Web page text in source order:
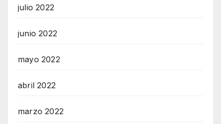
julio 2022
junio 2022
mayo 2022
abril 2022
marzo 2022